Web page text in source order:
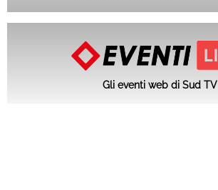
Gli eventi web di Sud TV